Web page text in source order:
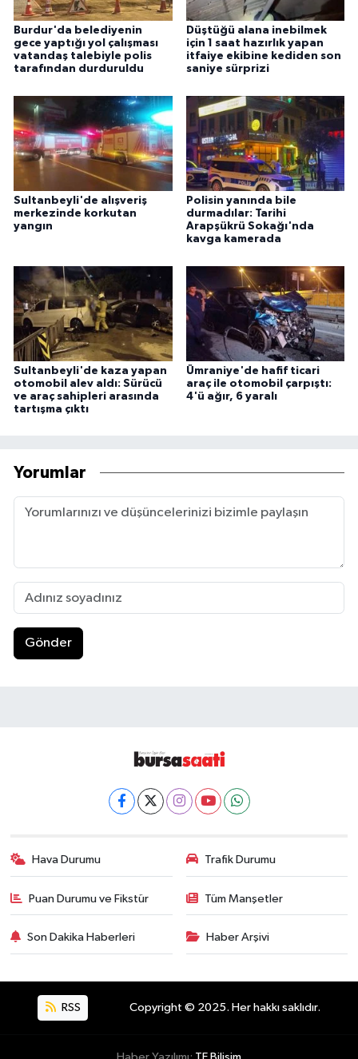
Burdur'da belediyenin
gece yaptığı yol çalışması
vatandaş talebiyle polis
tarafından durduruldu
Düştüğü alana inebilmek
için 1 saat hazırlık yapan
itfaiye ekibine kediden son
saniye sürprizi
Sultanbeyli'de alışveriş
merkezinde korkutan
yangın
Polisin yanında bile
durmadılar: Tarihi
Arapşükrü Sokağı'nda
kavga kamerada
Sultanbeyli'de kaza yapan
otomobil alev aldı: Sürücü
ve araç sahipleri arasında
tartışma çıktı
Ümraniye'de hafif ticari
araç ile otomobil çarpıştı:
4'ü ağır, 6 yaralı
Yorumlar
Gönder
Hava Durumu Trafik Durumu
Puan Durumu ve Fikstür Tüm Manşetler
Son Dakika Haberleri Haber Arşivi
RSS Copyright © 2025. Her hakkı saklıdır.